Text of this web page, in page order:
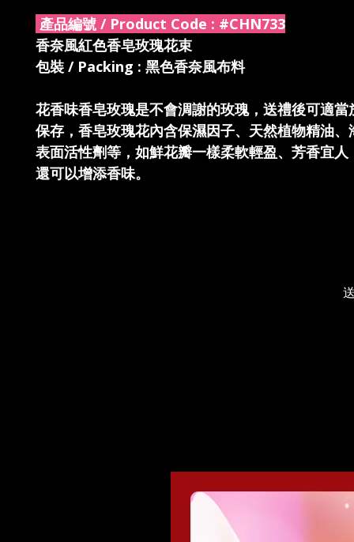
產品編號 / Product Code : #CHN733
香奈風紅色香皂玫瑰花束
包裝 / Packing : 黑色香奈風布料
花香味香皂玫瑰是不會淍謝的玫瑰，送禮後可適當
保存，香皂玫瑰花內含保濕因子、天然植物精油、
表面活性劑等，如鮮花瓣一樣柔軟輕盈、芳香宜人
還可以增添香味。